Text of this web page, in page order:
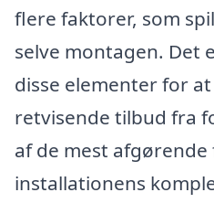
flere faktorer, som
selve montagen. Det
disse elementer for
retvisende tilbud fra
af de mest
installationens